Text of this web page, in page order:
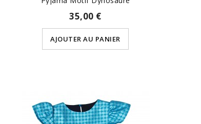
35,00 €
AJOUTER AU PANIER